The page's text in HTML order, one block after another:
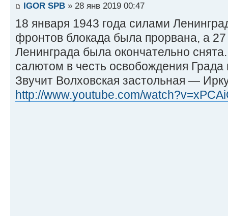
IGOR SPB » 28 янв 2019 00:47
18 января 1943 года силами
фронтов блокада была прорвана, а
Ленинграда была окончательно
салютом в честь освобождения
Звучит Волховская застольная —
http://www.youtube.com/